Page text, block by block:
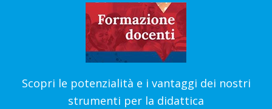
Scopri le potenzialità e i vantaggi dei nostri
strumenti per la didattica